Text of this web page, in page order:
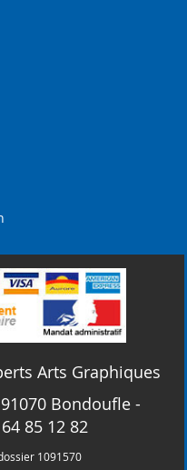
Arts Graphiques
Bondoufle -
85 12 82
1091570